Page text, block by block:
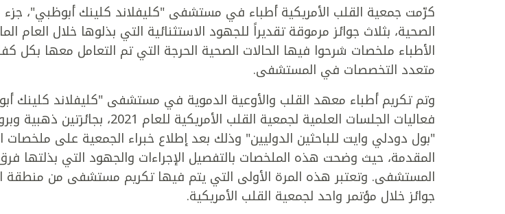
كرّمت جمعية القلب الأمريكية أطباء في مستشفى "كليفلاند كلينك أبوظبي"، جزء
الصحية، بثلاث جوائز مرموقة تقديراً للجهود الاستثنائية التي بذلوها خلال العام
الأطباء ملخصات شرحوا فيها الحالات الصحية الحرجة التي تم التعامل معها بكل
متعدد التخصصات في المستشفى.
وتم تكريم أطباء معهد القلب والأوعية الدموية في مستشفى "كليفلاند
فعاليات الجلسات العلمية لجمعية القلب الأمريكية
"بول دودلي وايت للباحثين الدوليين" وذلك بعد إطلاع خبراء الجمعية على ملخصات
المقدمة، حيث وضحت هذه الملخصات بالتفصيل الإجراءات والجهود التي بذلتها
جوائز خلال مؤتمر واحد لجمعية القلب الأمريكية.